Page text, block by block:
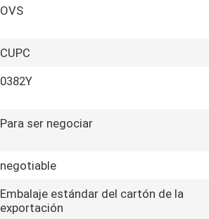
OVS
CUPC
0382Y
Para ser negociar
negotiable
Embalaje estándar del cartón de la
exportación